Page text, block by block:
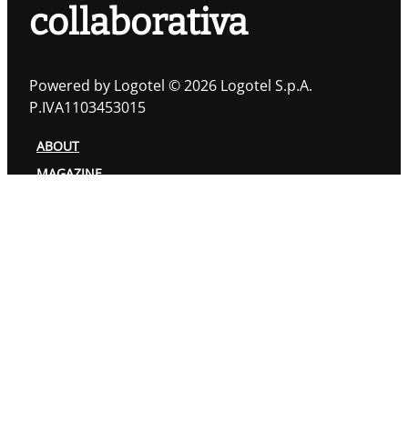
collaborativa
Powered by Logotel © 2026 Logotel S.p.A.
P.IVA1103453015
ABOUT
MAGAZINE